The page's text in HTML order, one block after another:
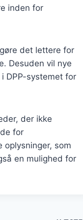
inden for
det lettere for
Desuden vil nye
DPP-systemet for
der ikke
for
oplysninger, som
en mulighed for